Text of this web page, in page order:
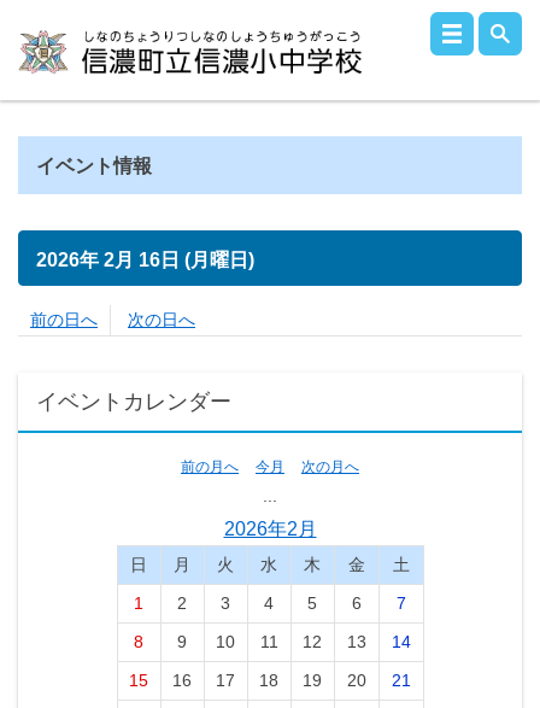
イベント情報
2026年 2月 16日 (月 曜日)
前の日へ 次の日へ
イベントカレンダー
前の月へ 今月 次の月へ
2026年2月
日 月 火 水 木 金
土
1
2 3 4 5 6
7
8
9 10 11 12 13
14
15
16 17 18 19 20
21